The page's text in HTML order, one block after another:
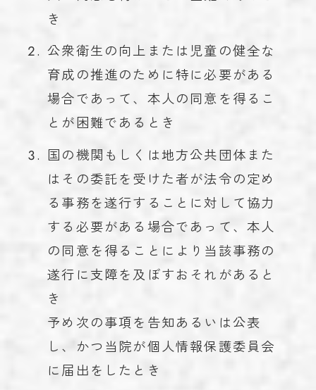
き
公衆衛生の向上または児童の健全な
育成の推進のために特に必要がある
場合であって、本人の同意を得るこ
とが困難であるとき
国の機関もしくは地方公共団体また
はその委託を受けた者が法令の定め
る事務を遂行することに対して協力
する必要がある場合であって、本人
の同意を得ることにより当該事務の
遂行に支障を及ぼすおそれがあると
き
予め次の事項を告知あるいは公表
し、かつ当院が個人情報保護委員会
に届出をしたとき